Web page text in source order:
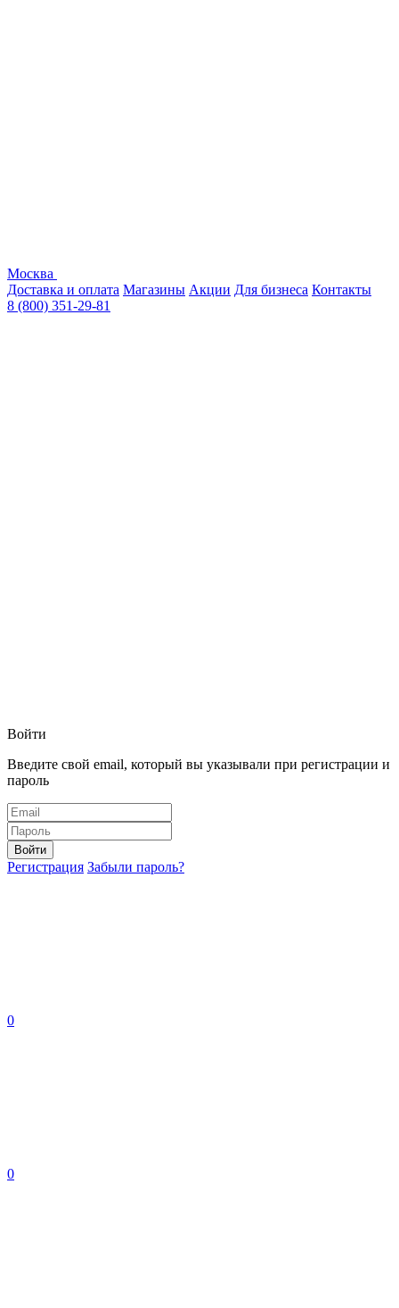
Москва
Доставка и оплата Магазины Акции Для бизнеса Контакты
8 (800) 351-29-81
Войти
Введите свой email, который вы указывали при регистрации и
пароль
Войти
Регистрация Забыли пароль?
0
0